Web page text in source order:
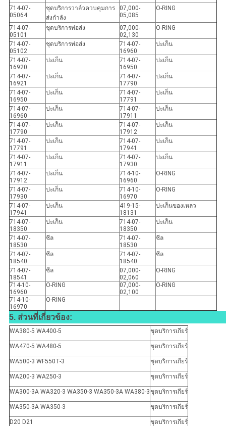
714-07-
05064
ชุดบริการวาล์วควบคุมการ
ส่งกำลัง
07,000-
05,085
O-RING
714-07-
05101
ชุดบริการท่อส่ง
07,000-
02,130
O-RING
714-07-
05102
ชุดบริการท่อส่ง
714-07-
16960
ปะเก็น
714-07-
16920
ปะเก็น
714-07-
16950
ปะเก็น
714-07-
16921
ปะเก็น
714-07-
17790
ปะเก็น
714-07-
16950
ปะเก็น
714-07-
17791
ปะเก็น
714-07-
16960
ปะเก็น
714-07-
17911
ปะเก็น
714-07-
17790
ปะเก็น
714-07-
17912
ปะเก็น
714-07-
17791
ปะเก็น
714-07-
17941
ปะเก็น
714-07-
17911
ปะเก็น
714-07-
17930
ปะเก็น
714-07-
17912
ปะเก็น
714-10-
16960
O-RING
714-07-
17930
ปะเก็น
714-10-
16970
O-RING
714-07-
17941
ปะเก็น
419-15-
18131
ปะเก็นของเหลว
714-07-
18350
ปะเก็น
714-07-
18350
ปะเก็น
714-07-
18530
ซีล
714-07-
18530
ซีล
714-07-
18540
ซีล
714-07-
18540
ซีล
714-07-
18541
ซีล
07,000-
02,060
O-RING
714-10-
16960
O-RING
07,000-
02,100
O-RING
714-10-
16970
O-RING
5. ส่วนที่เกี่ยวข้อง:
WA380-5 WA400-5 ชุดบริการเกียร์
WA470-5 WA480-5 ชุดบริการเกียร์
WA500-3 WF550T-3 ชุดบริการเกียร์
WA200-3 WA250-3 ชุดบริการเกียร์
WA300-3A WA320-3 WA350-3 WA350-3A WA380-3ชุดบริการเกียร์
WA350-3A WA350-3 ชุดบริการเกียร์
D20 D21 ชุดบริการเกียร์